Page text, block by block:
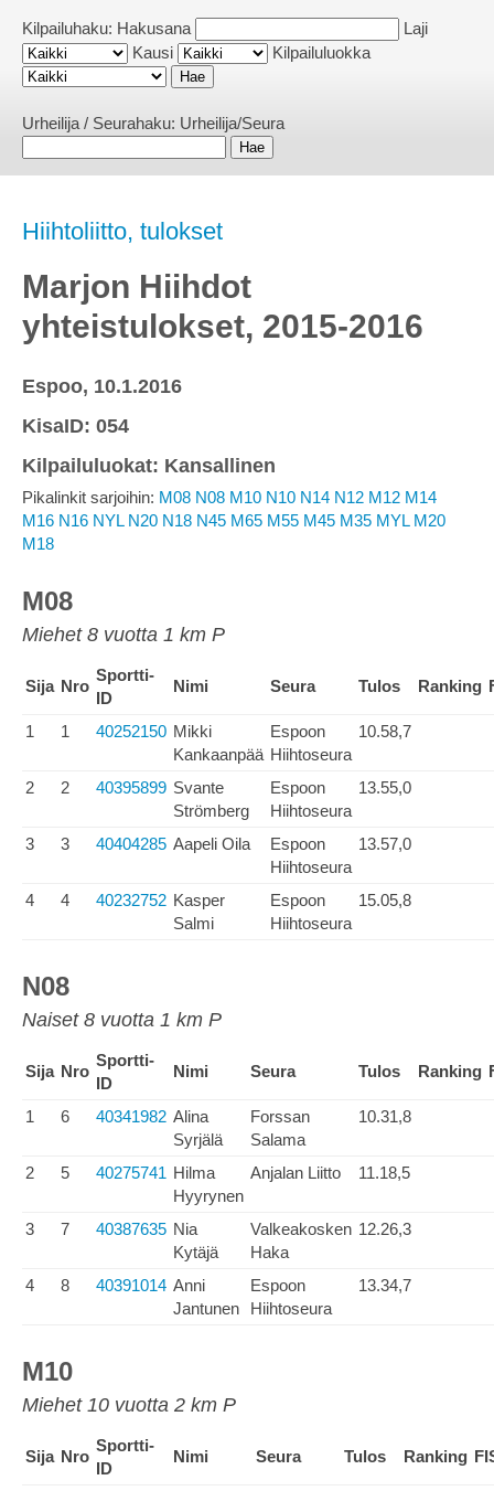
Kilpailuhaku: Hakusana
Laji
Kausi
Kilpailuluokka
Urheilija / Seurahaku: Urheilija/Seura
Hiihtoliitto, tulokset
Marjon Hiihdot
yhteistulokset, 2015-2016
Espoo, 10.1.2016
KisaID: 054
Kilpailuluokat: Kansallinen
Pikalinkit sarjoihin: M08 N08 M10 N10 N14 N12 M12 M14
M16 N16 NYL N20 N18 N45 M65 M55 M45 M35 MYL M20
M18
M08
Miehet 8 vuotta 1 km P
Sija Nro
Sportti-
ID
Nimi Seura Tulos Ranking
1 1 40252150 Mikki
Kankaanpää
Espoon
Hiihtoseura
10.58,7
2 2 40395899 Svante
Strömberg
Espoon
Hiihtoseura
13.55,0
3 3 40404285 Aapeli Oila
Espoon
Hiihtoseura
13.57,0
4 4 40232752 Kasper
Salmi
Espoon
Hiihtoseura
15.05,8
N08
Naiset 8 vuotta 1 km P
Sija Nro
Sportti-
ID
Nimi Seura Tulos Ranking
1 6 40341982 Alina
Syrjälä
Forssan
Salama
10.31,8
2 5 40275741 Hilma
Hyyrynen
Anjalan Liitto 11.18,5
3 7 40387635 Nia
Kytäjä
Valkeakosken
Haka
12.26,3
4 8 40391014 Anni
Jantunen
Espoon
Hiihtoseura
13.34,7
M10
Miehet 10 vuotta 2 km P
Sija Nro
Sportti-
ID
Nimi Seura Tulos Ranking